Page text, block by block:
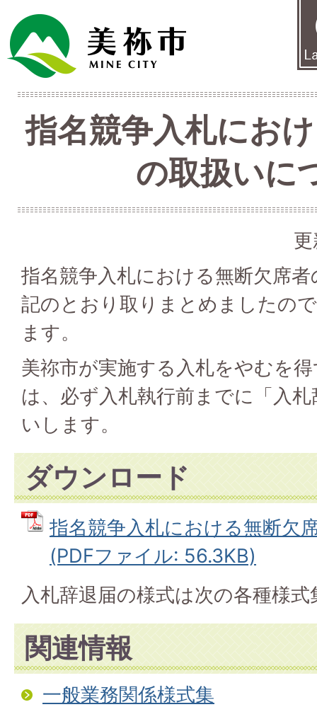
指名競争入札にお
の取扱いに
指名競争入札における無断欠席
記のとおり取りまとめましたの
ます。
美祢市が実施する入札をやむを
は、必ず入札執行前までに「入
いします。
ダウンロード
指名競争入札における無断欠
(PDFファイル: 56.3KB)
入札辞退届の様式は次の各種様
関連情報
一般業務関係様式集